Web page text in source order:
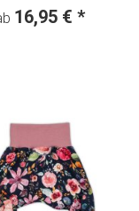
16,95 € *